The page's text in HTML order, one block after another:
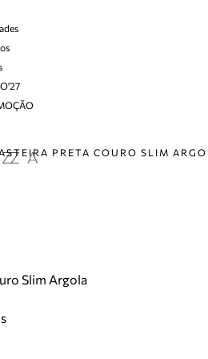
PRETA COURO SLIM
Slim Argola